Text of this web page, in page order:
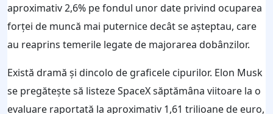
aproximativ 2,6% pe fondul unor date privind ocuparea
forței de muncă mai puternice decât se așteptau, care
au reaprins temerile legate de majorarea dobânzilor.
Există dramă și dincolo de graficele cipurilor. Elon Musk
se pregătește să listeze SpaceX săptămâna viitoare la o
evaluare raportată la aproximativ 1,61 trilioane de euro,